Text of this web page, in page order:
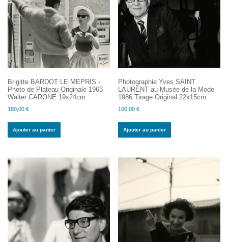
Brigitte BARDOT LE MEPRIS -
Photo de Plateau Originale 1963
Walter CARONE 19x24cm
180,00 €
Ajouter au panier
Photographie Yves SAINT
LAURENT au Musée de la Mode
1986 Tirage Original 22x15cm
100,00€
Ajouter au panier